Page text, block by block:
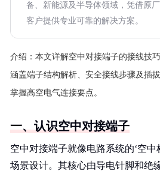
备、新能源及半导体领域，凭借原
客户提供专业可靠的解决方案。
介绍： 本文详解空中对接端子的接线技
涵盖端子结构解析、安全接线步骤及插
掌握高空电气连接要点。
一、认识空中对接端子
空中对接端子就像电路系统的‘空中
场景设计。其核心由导电针脚和绝